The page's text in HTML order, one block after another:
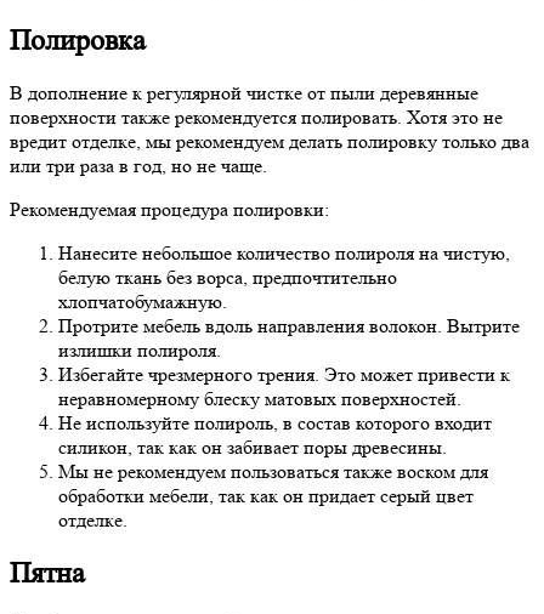
Полировка
В дополнение к регулярной чистке от пыли деревянные
поверхности также рекомендуется полировать. Хотя это не
вредит отделке, мы рекомендуем делать полировку только два
или три раза в год, но не чаще.
Рекомендуемая процедура полировки:
Нанесите небольшое количество полироля на чистую,
белую ткань без ворса, предпочтительно
хлопчатобумажную.
Протрите мебель вдоль направления волокон. Вытрите
излишки полироля.
Избегайте чрезмерного трения. Это может привести к
неравномерному блеску матовых поверхностей.
Не используйте полироль, в состав которого входит
силикон, так как он забивает поры древесины.
Мы не рекомендуем пользоваться также воском для
обработки мебели, так как он придает серый цвет
отделке.
Пятна